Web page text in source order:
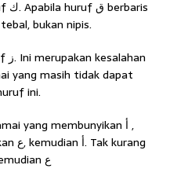
bukan nipis.
yang masih tidak dapat
ini.
juga ada yang membunyikan ﻉ kemudian ﻉ